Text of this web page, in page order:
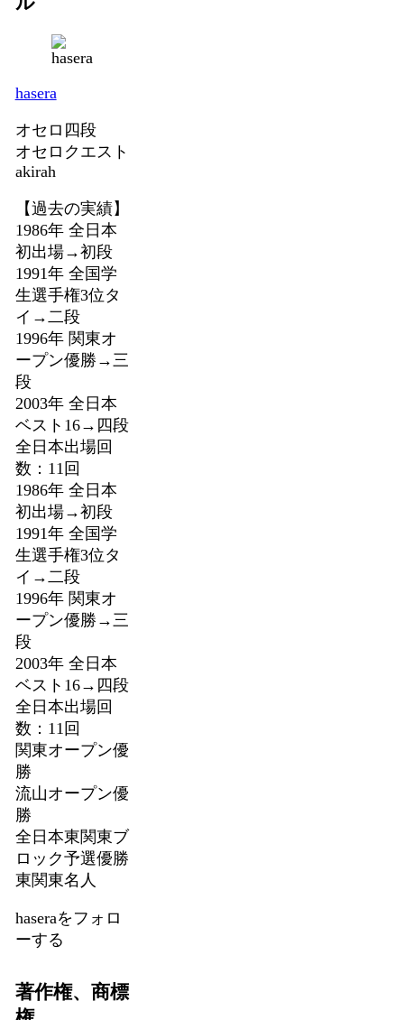
hasera
オセロ四段
オセロクエスト
akirah
【過去の実績】
1986年 全日本
初出場→初段
1991年 全国学
生選手権3位タ
イ→二段
1996年 関東オ
ープン優勝→三
段
2003年 全日本
ベスト16→四段
全日本出場回
数：11回
1986年 全日本
初出場→初段
1991年 全国学
生選手権3位タ
イ→二段
1996年 関東オ
ープン優勝→三
段
2003年 全日本
ベスト16→四段
全日本出場回
数：11回
関東オープン優
勝
流山オープン優
勝
全日本東関東ブ
ロック予選優勝
東関東名人
haseraをフォロ
ーする
著作権、商標